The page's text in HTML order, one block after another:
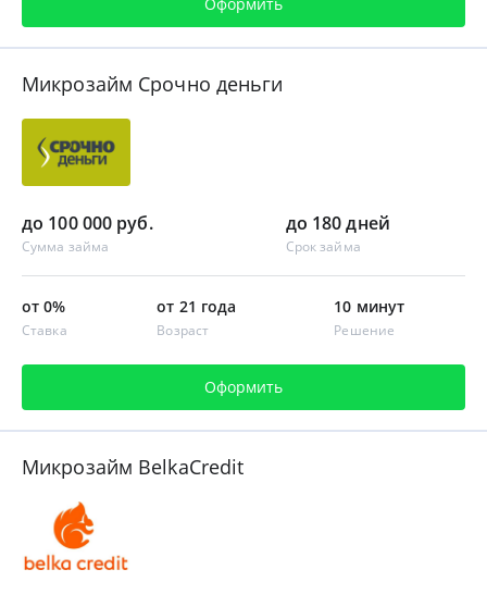
Микрозайм Срочно деньги
до 100 000 руб.
Сумма займа
до 180 дней
Срок займа
от 0%
Ставка
от 21 года
Возраст
10 минут
Решение
Оформить
Микрозайм BelkaCredit